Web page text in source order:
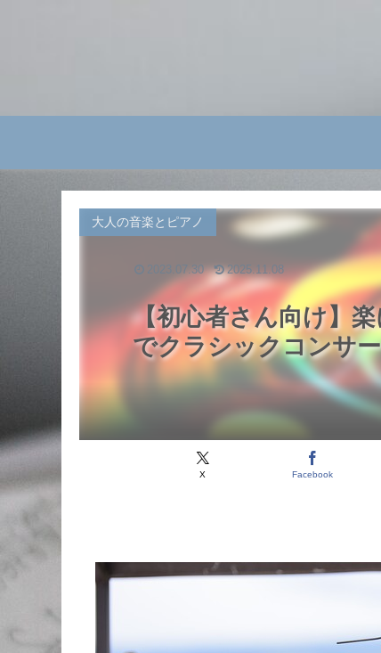
【初心者さん向け】
でクラシックコンサ
大人の音楽とピアノ
X Facebook
2023.07.30 2025.11.08